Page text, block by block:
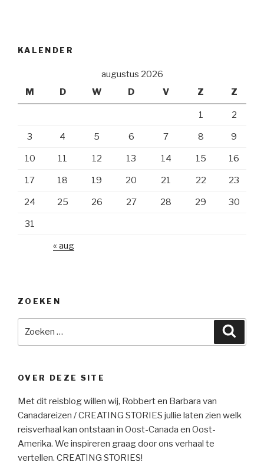
KALENDER
augustus 2026
M
D W D V Z Z
1 2
3 4 5 6 7 8 9
10 11 12 13 14 15 16
17 18 19 20 21 22 23
24 25 26 27 28 29 30
31
« aug
ZOEKEN
OVER DEZE SITE
Met dit reisblog willen wij, Robbert en Barbara van
Canadareizen / CREATING STORIES jullie laten zien welk
reisverhaal kan ontstaan in Oost-Canada en Oost-
Amerika. We inspireren graag door ons verhaal te
vertellen. CREATING STORIES!